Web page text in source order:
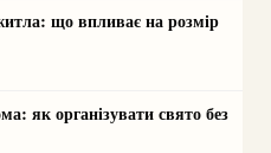
що впливає на розмір
як організувати свято без